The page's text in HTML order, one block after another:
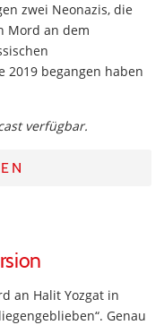
zwei Neonazis, die
Mord an dem
2019 begangen haben
verfügbar.
an Halit Yozgat in
Genau